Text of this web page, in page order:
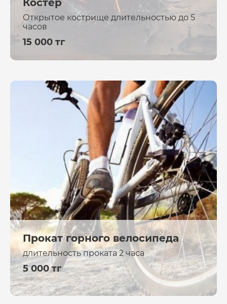
Костер
Открытое кострище длительностью до 5
часов
15 000 тг
Прокат горного велосипеда
длительность проката 2 часа
5 000 тг